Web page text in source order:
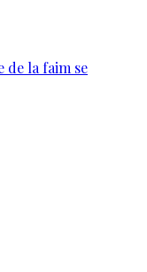
de la faim se